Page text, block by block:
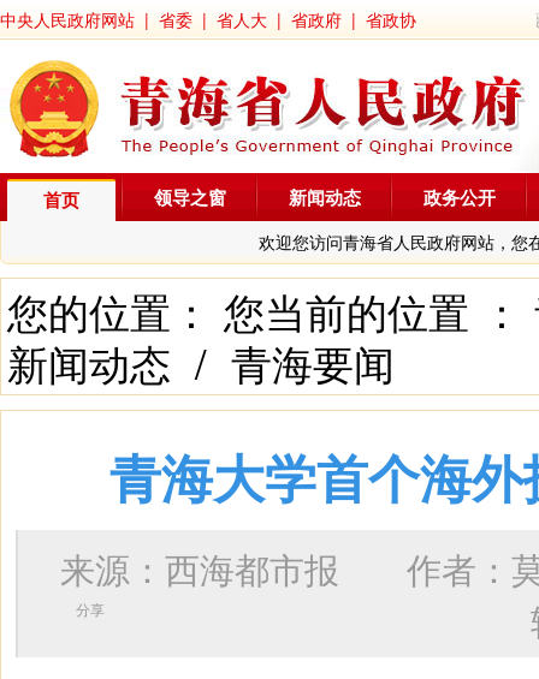
中央人民政府网站 | 省委 | 省人大 | 省政府 | 省政协
首页
欢迎您访问青海省人民政府网站，您
领导之窗 新闻动态 政务公开
您的位置： 您当前的位置 ：
新闻动态 / 青海要闻
青海大学首个海
来源：西海都市报 作者：
分享